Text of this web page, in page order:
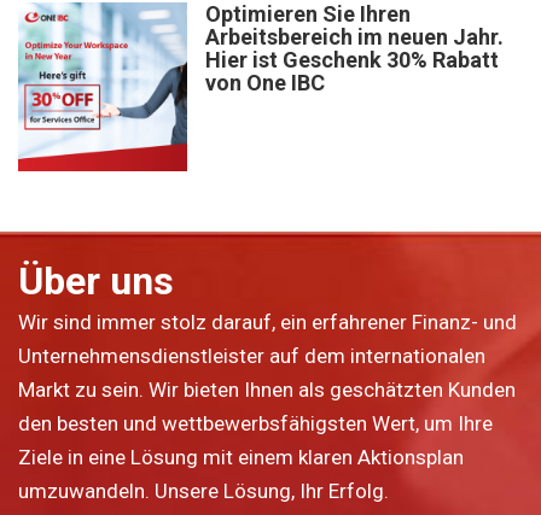
Optimieren Sie Ihren
Arbeitsbereich im neuen Jahr.
Hier ist Geschenk 30% Rabatt
von One IBC
Über uns
Wir sind immer stolz darauf, ein erfahrener Finanz- und
Unternehmensdienstleister auf dem internationalen
Markt zu sein. Wir bieten Ihnen als geschätzten Kunden
den besten und wettbewerbsfähigsten Wert, um Ihre
Ziele in eine Lösung mit einem klaren Aktionsplan
umzuwandeln. Unsere Lösung, Ihr Erfolg.